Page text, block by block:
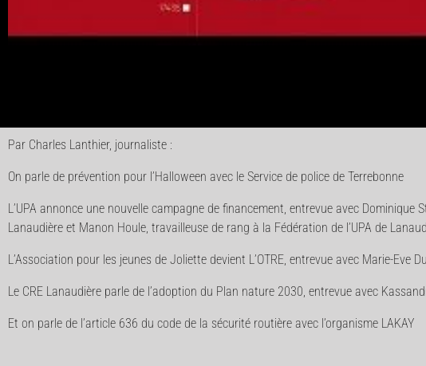
Par Charles Lanthier, journaliste :
On parle de prévention pour l’Halloween avec le Service de police de Terrebonne
L’UPA annonce une nouvelle campagne de financement, entrevue avec
Lanaudière et Manon Houle, travailleuse de rang à la Fédération de l’UPA de
L’Association pour les jeunes de Joliette devient L’OTRE, entrevue avec Marie-Eve
Le CRE Lanaudière parle de l’adoption du Plan nature 2030, entrevue avec
Et on parle de l’article 636 du code de la sécurité routière avec l’organisme LAKAY